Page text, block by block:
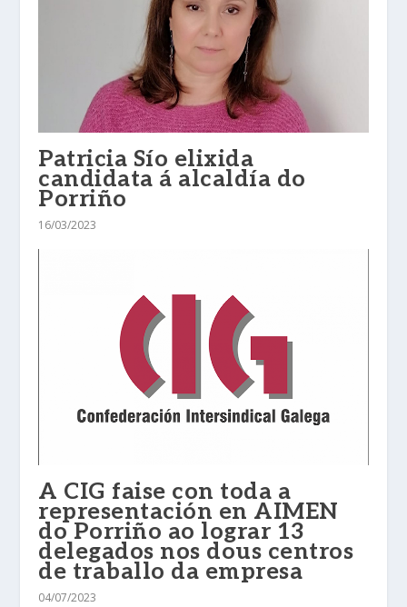
Patricia Sío elixida
candidata á alcaldía do
Porriño
16/03/2023
A CIG faise con toda a
representación en AIMEN
do Porriño ao lograr 13
delegados nos dous centros
de traballo da empresa
04/07/2023